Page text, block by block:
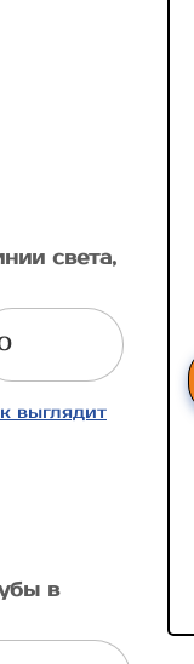
света,
выглядит
в